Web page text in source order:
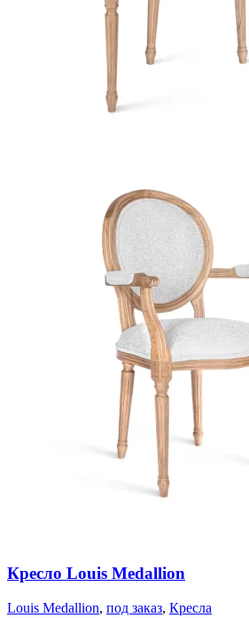
Кресло Louis Medallion
Louis Medallion, под заказ, Кресла